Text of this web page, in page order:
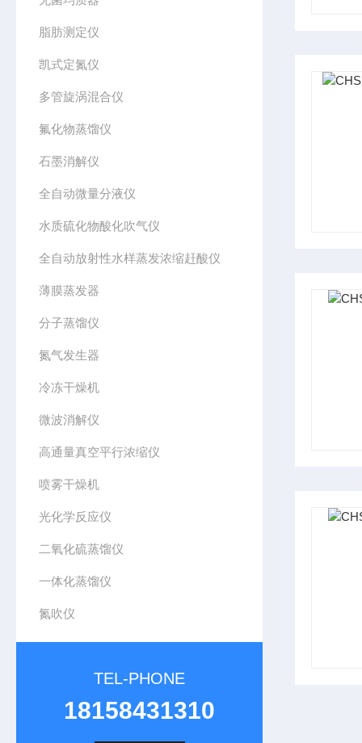
脂肪测定仪
凯式定氮仪
多管旋涡混合仪
氟化物蒸馏仪
石墨消解仪
全自动微量分液仪
水质硫化物酸化吹气仪
全自动放射性水样蒸发浓缩赶酸仪
薄膜蒸发器
分子蒸馏仪
氮气发生器
冷冻干燥机
微波消解仪
高通量真空平行浓缩仪
喷雾干燥机
光化学反应仪
二氧化硫蒸馏仪
一体化蒸馏仪
氮吹仪
TEL-PHONE
18158431310